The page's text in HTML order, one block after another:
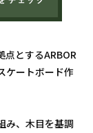
点とするARBOR
ケートボード作
み、木目を基調